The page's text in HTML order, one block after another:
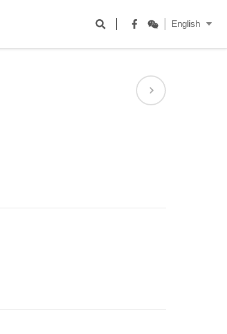
Facebook
WeChat
English